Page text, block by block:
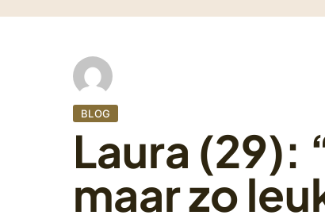
BLOG
Laura (29):
maar zo